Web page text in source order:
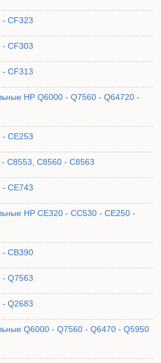
CF323
CF303
CF313
HP Q6000 - Q7560 - Q64720 -
CE253
C8553, C8560 - C8563
CE743
HP CE320 - CC530 - CE250 -
- CB390
Q7563
Q2683
Q6000 - Q7560 - Q6470 - Q5950